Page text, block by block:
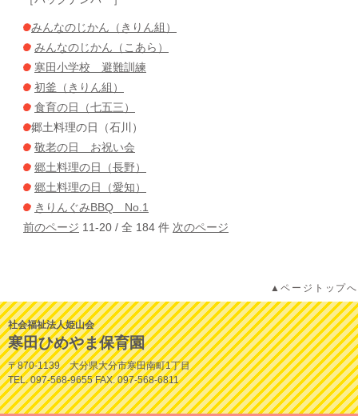
みんなのじかん（きりん組）
みんなのじかん（こあら）
寒田小学校 避難訓練
初釜（きりん組）
食育の日（七五三）
郷土料理の日（石川）
敬老の日 お祝い会
郷土料理の日（長野）
郷土料理の日（愛知）
きりんぐみBBQ No.1
前のページ 11-20 / 全 184 件 次のページ
▲ページトップへ
社会福祉法人姫山会
寒田ひめやま保育園
〒870-1139 大分県大分市寒田南町1丁目
TEL. 097-568-9655 FAX. 097-568-6811